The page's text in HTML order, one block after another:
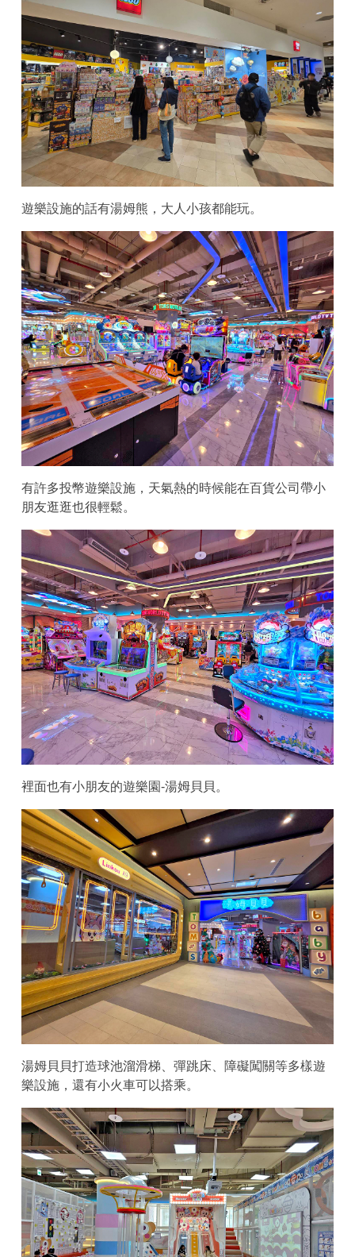
遊樂設施的話有湯姆熊，大人小孩都能玩。
有許多投幣遊樂設施，天氣熱的時候能在百貨公司帶小
朋友逛逛也很輕鬆。
裡面也有小朋友的遊樂園-湯姆貝貝。
湯姆貝貝打造球池溜滑梯、彈跳床、障礙闖關等多樣遊
樂設施，還有小火車可以搭乘。